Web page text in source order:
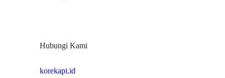
Hubungi Kami
korekapi.id